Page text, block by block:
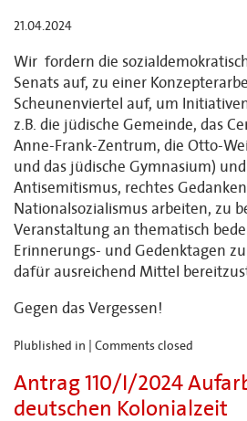
21.04.2024
Wir fordern die
Senats auf, zu einer
Scheunenviertel auf, um
z.B. die jüdische Gemeinde, das
Anne-Frank-Zentrum, die Otto-
und das jüdische Gymnasium)
Antisemitismus, rechtes
Nationalsozialismus arbeiten, zu
Veranstaltung an thematisch
Erinnerungs- und Gedenktagen
dafür ausreichend Mittel
Gegen das Vergessen!
Plublished in | Comments closed
Antrag 110/I/2024
deutschen Kolonialzeit